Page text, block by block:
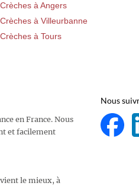
Crèches à Angers
Crèches à Villeurbanne
Crèches à Tours
en France. Nous
et facilement
le mieux, à
Nous